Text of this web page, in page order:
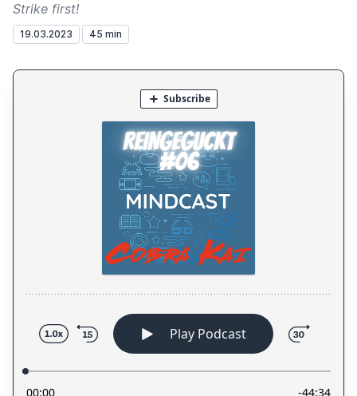
Strike first!
19.03.2023 45 min